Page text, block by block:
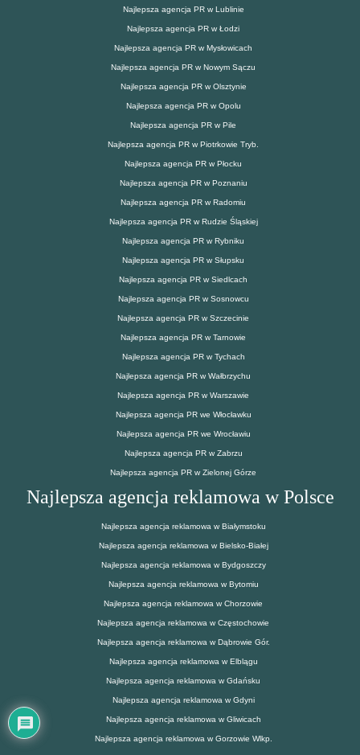
Najlepsza agencja PR w Lublinie
Najlepsza agencja PR w Łodzi
Najlepsza agencja PR w Mysłowicach
Najlepsza agencja PR w Nowym Sączu
Najlepsza agencja PR w Olsztynie
Najlepsza agencja PR w Opolu
Najlepsza agencja PR w Pile
Najlepsza agencja PR w Piotrkowie Tryb.
Najlepsza agencja PR w Płocku
Najlepsza agencja PR w Poznaniu
Najlepsza agencja PR w Radomiu
Najlepsza agencja PR w Rudzie Śląskiej
Najlepsza agencja PR w Rybniku
Najlepsza agencja PR w Słupsku
Najlepsza agencja PR w Siedlcach
Najlepsza agencja PR w Sosnowcu
Najlepsza agencja PR w Szczecinie
Najlepsza agencja PR w Tarnowie
Najlepsza agencja PR w Tychach
Najlepsza agencja PR w Wałbrzychu
Najlepsza agencja PR w Warszawie
Najlepsza agencja PR we Włocławku
Najlepsza agencja PR we Wrocławiu
Najlepsza agencja PR w Zabrzu
Najlepsza agencja PR w Zielonej Górze
Najlepsza agencja reklamowa w Polsce
Najlepsza agencja reklamowa w Białymstoku
Najlepsza agencja reklamowa w Bielsko-Białej
Najlepsza agencja reklamowa w Bydgoszczy
Najlepsza agencja reklamowa w Bytomiu
Najlepsza agencja reklamowa w Chorzowie
Najlepsza agencja reklamowa w Częstochowie
Najlepsza agencja reklamowa w Dąbrowie Gór.
Najlepsza agencja reklamowa w Elblągu
Najlepsza agencja reklamowa w Gdańsku
Najlepsza agencja reklamowa w Gdyni
Najlepsza agencja reklamowa w Gliwicach
Najlepsza agencja reklamowa w Gorzowie Wlkp.